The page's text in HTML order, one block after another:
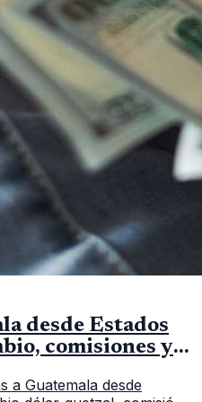
desde Estados
comisiones y
a Guatemala desde